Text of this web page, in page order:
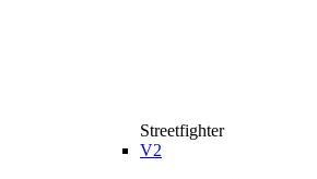
Streetfighter
V2